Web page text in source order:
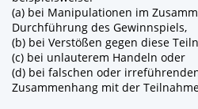
(a) bei Manipulationen im
Durchführung des Gewinnspiels,
(b) bei Verstößen gegen diese
(c) bei unlauterem Handeln oder
(d) bei falschen oder
Zusammenhang mit der